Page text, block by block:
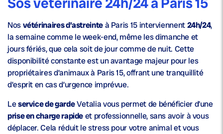
Nosvétérinaires d’astreinteà Paris 15 interviennent24h/24,
la semaine comme le week-end, même les dimanche et
jours fériés, que cela soit de jour comme de nuit. Cette
disponibilité constante est un avantage majeur pour les
propriétaires d’animaux à Paris 15, offrant une tranquillité
d’esprit en cas d’urgence imprévue.
Leservice de gardeVetalia vous permet de bénéficier d’une
prise en charge rapideet professionnelle, sans avoir à vous
déplacer. Cela réduit le stress pour votre animal et vous